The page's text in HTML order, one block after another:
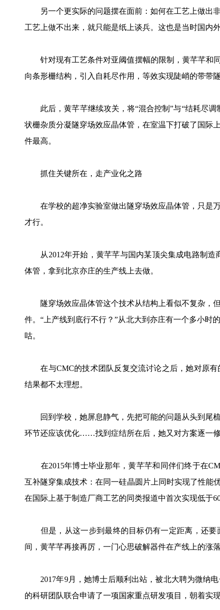
另一个更实际的问题摆在面前：如何在工艺上做出
工艺上做不出来，就只能是纸上谈兵。这也是当时国内
针对现有工艺条件对亚阈值摆幅的限制，黄芊芊和
向条形栅结构，引入自耗尽作用，等效实现陡峭的带带
此后，黄芊芊继续攻关，将“混合控制”与“结耗尽调
状栅杂质分凝隧穿场效应晶体管，在室温下打破了国际
件最高。
抓住关键所在，走产业化之路
在学校的超净实验室做出隧穿场效应晶体管，只是
才行。
从2012年开始，黄芊芊与国内某顶尖集成电路制造
体管，拿到北京亦庄的生产线上去做。
隧穿场效应晶体管这个技术从结构上看似不复杂，
件。“上产线到底行不行？”从北大到亦庄有一个多小时
咕。
在与CMC的技术团队反复交流讨论之后，她对原有
结果都不太理想。
回到学校，她屏息静气，先把可能的问题从头到尾
环节还应该优化……找到症结所在后，她又对方案逐一
在2015年博士毕业那年，黄芊芊和同伴们终于在
互补隧穿集成技术：在同一硅晶圆片上同时实现了性能
在国际上基于制造厂商工艺的同类报道中首次实现低于
但是，从这一步到最终的目标仍有一定距离，还要
间，黄芊芊再接再厉，一门心思破解器件在产线上的涨
2017年9月，她博士后顺利出站，被北大聘为微纳电
的科研团队联合申请了一项国家重点研发项目，朝着实